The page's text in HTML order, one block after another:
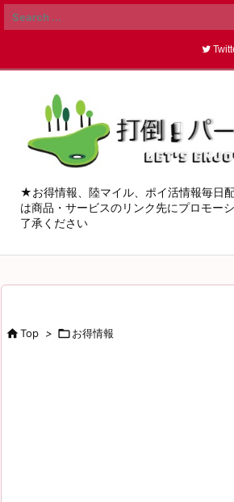
★お得情報、陸マイル、ポイ活情報毎
は商品・サービスのリンク先にプロモー
了承ください
Top > お得情報